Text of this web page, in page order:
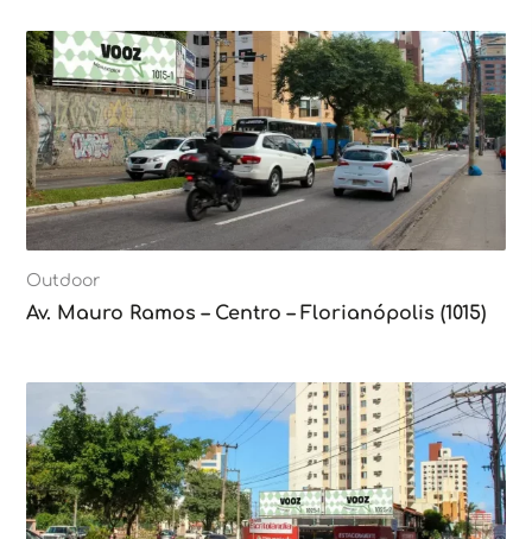
Outdoor
Av. Mauro Ramos – Centro – Florianópolis (1015)